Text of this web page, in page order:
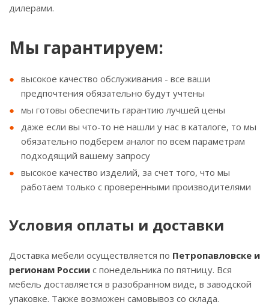
дилерами.
Мы гарантируем:
высокое качество обслуживания - все ваши
предпочтения обязательно будут учтены
мы готовы обеспечить гарантию лучшей цены
даже если вы что-то не нашли у нас в каталоге, то мы
обязательно подберем аналог по всем параметрам
подходящий вашему запросу
высокое качество изделий, за счет того, что мы
работаем только с проверенными производителями
Условия оплаты и доставки
Доставка мебели осуществляется по Петропавловске и
регионам России с понедельника по пятницу. Вся
мебель доставляется в разобранном виде, в заводской
упаковке. Также возможен самовывоз со склада.